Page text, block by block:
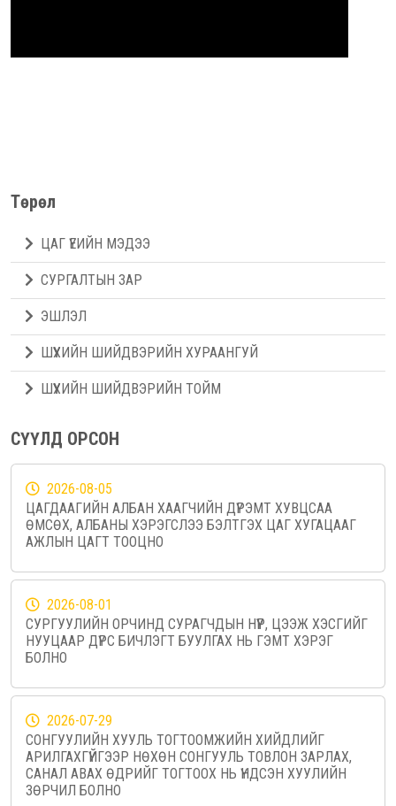
Төрөл
ЦАГ ҮЕИЙН МЭДЭЭ
СУРГАЛТЫН ЗАР
ЭШЛЭЛ
ШҮҮХИЙН ШИЙДВЭРИЙН ХУРААНГУЙ
ШҮҮХИЙН ШИЙДВЭРИЙН ТОЙМ
СҮҮЛД ОРСОН
2026-08-05
ЦАГДААГИЙН АЛБАН ХААГЧИЙН ДҮРЭМТ ХУВЦСАА
ӨМСӨХ, АЛБАНЫ ХЭРЭГСЛЭЭ БЭЛТГЭХ ЦАГ ХУГАЦААГ
АЖЛЫН ЦАГТ ТООЦНО
2026-08-01
СУРГУУЛИЙН ОРЧИНД СУРАГЧДЫН НҮҮР, ЦЭЭЖ ХЭСГИЙГ
НУУЦААР ДҮРС БИЧЛЭГТ БУУЛГАХ НЬ ГЭМТ ХЭРЭГ
БОЛНО
2026-07-29
СОНГУУЛИЙН ХУУЛЬ ТОГТООМЖИЙН ХИЙДЛИЙГ
АРИЛГАХГҮЙГЭЭР НӨХӨН СОНГУУЛЬ ТОВЛОН ЗАРЛАХ,
САНАЛ АВАХ ӨДРИЙГ ТОГТООХ НЬ ҮНДСЭН ХУУЛИЙН
ЗӨРЧИЛ БОЛНО